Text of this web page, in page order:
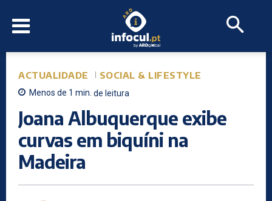
ACTUALIDADE SOCIAL & LIFESTYLE
Menos de 1 min. de leitura
Joana Albuquerque exibe
curvas em biquíni na
Madeira